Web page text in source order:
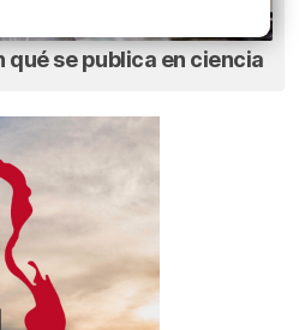
qué se publica en ciencia